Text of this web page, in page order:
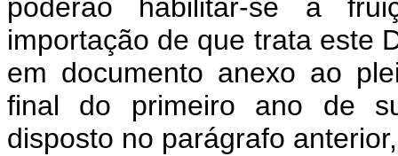
poderão habilitar-se à
importação de que trata este
em documento anexo ao
final do primeiro ano de
disposto no parágrafo